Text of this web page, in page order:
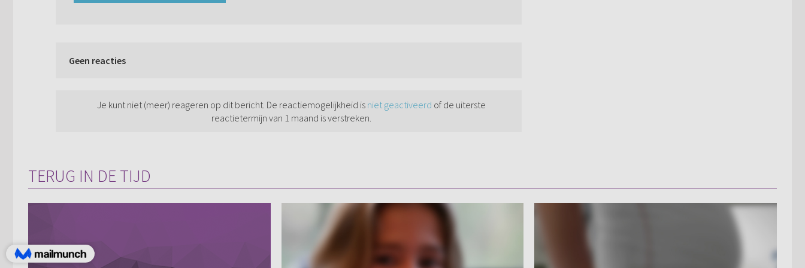
Geen reacties
Je kunt niet (meer) reageren op dit bericht. De reactiemogelijkheid is niet geactiveerd of de uiterste
reactietermijn van 1 maand is verstreken.
TERUG IN DE TIJD